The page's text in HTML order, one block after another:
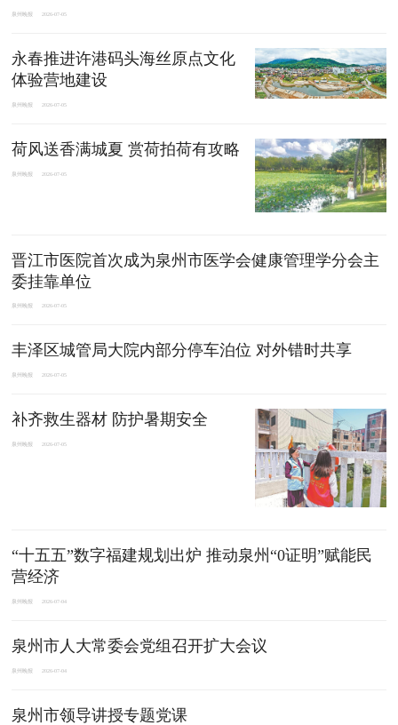
泉州晚报 2026-07-05
永春推进许港码头海丝原点文化
体验营地建设
泉州晚报 2026-07-05
荷风送香满城夏 赏荷拍荷有攻略
泉州晚报 2026-07-05
晋江市医院首次成为泉州市医学会健康管理学分会主
委挂靠单位
泉州晚报 2026-07-05
丰泽区城管局大院内部分停车泊位 对外错时共享
泉州晚报 2026-07-05
补齐救生器材 防护暑期安全
泉州晚报 2026-07-05
“十五五”数字福建规划出炉 推动泉州“0证明”赋能民
营经济
泉州晚报 2026-07-04
泉州市人大常委会党组召开扩大会议
泉州晚报 2026-07-04
泉州市领导讲授专题党课